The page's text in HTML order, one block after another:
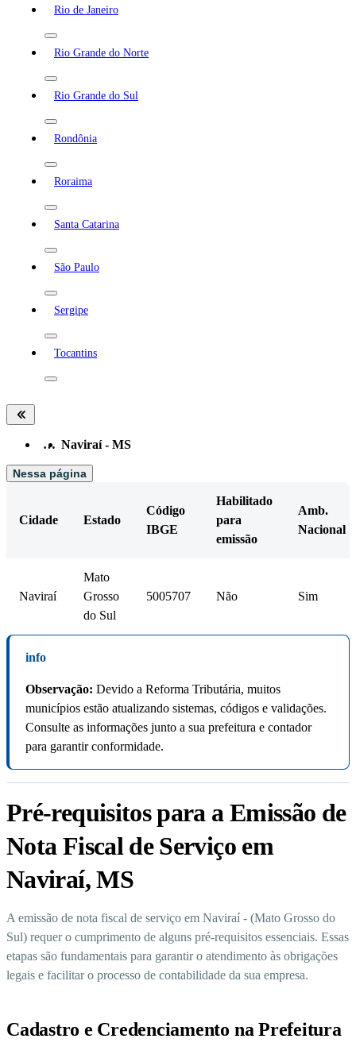
Rio de Janeiro
Rio Grande do Norte
Rio Grande do Sul
Rondônia
Roraima
Santa Catarina
São Paulo
Sergipe
Tocantins
… Naviraí - MS
Nessa página
Cidade Estado
Código
IBGE
Habilitado
para
emissão
Amb.
Nacional
Naviraí
Mato
Grosso
do Sul
5005707 Não Sim
info
Observação: Devido a Reforma Tributária, muitos
municípios estão atualizando sistemas, códigos e validações.
Consulte as informações junto a sua prefeitura e contador
para garantir conformidade.
Pré-requisitos para a Emissão de
Nota Fiscal de Serviço em
Naviraí, MS
A emissão de nota fiscal de serviço em Naviraí - (Mato Grosso do
Sul) requer o cumprimento de alguns pré-requisitos essenciais. Essas
etapas são fundamentais para garantir o atendimento às obrigações
legais e facilitar o processo de contabilidade da sua empresa.
Cadastro e Credenciamento na Prefeitura